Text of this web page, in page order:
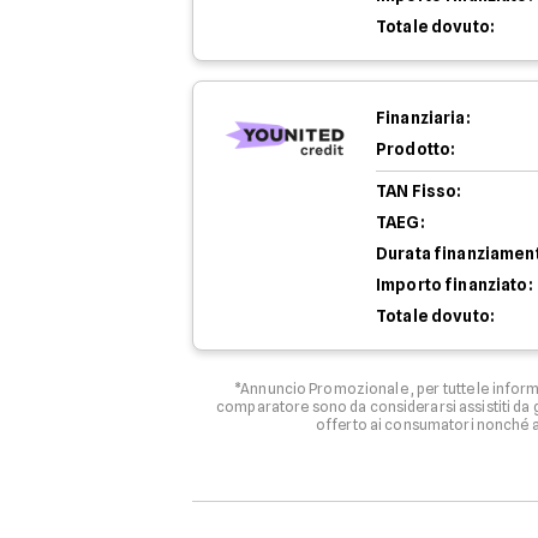
Totale dovuto:
Finanziaria:
Prodotto:
TAN Fisso:
TAEG:
Durata
Importo finanziato:
Totale dovuto:
*Annuncio Promozionale , per tutte le
comparatore sono da considerarsi assistiti
offerto ai consumatori nonché